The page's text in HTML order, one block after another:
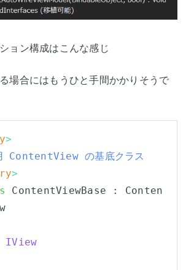
ョン構成はこんな感じ
場合にはもうひと手間かかりそうで
>
の基底クラス
>
ContentViewBase : Conten
IView